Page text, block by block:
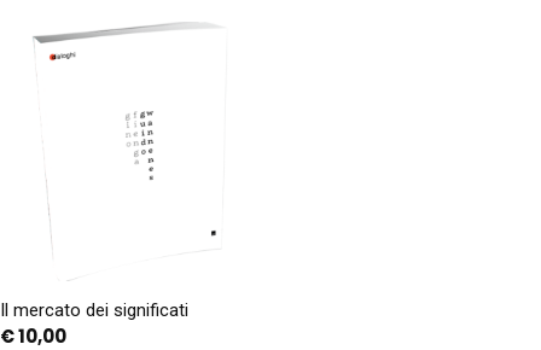
Il mercato dei significati
€10,00